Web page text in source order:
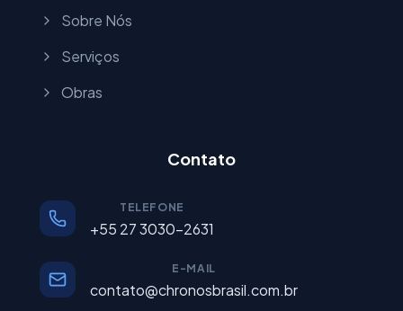
Sobre Nós
Serviços
Obras
Contato
TELEFONE
+55 27 3030-2631
E-MAIL
contato@chronosbrasil.com.br